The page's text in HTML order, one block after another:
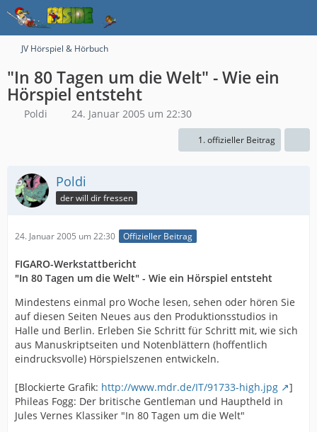
JV Hörspiel & Hörbuch
"In 80 Tagen um die Welt" - Wie ein
Hörspiel entsteht
Poldi 24. Januar 2005 um 22:30
1. offizieller Beitrag
Poldi
der will dir fressen
24. Januar 2005 um 22:30 Offizieller Beitrag
FIGARO-Werkstattbericht
"In 80 Tagen um die Welt" - Wie ein Hörspiel entsteht
Mindestens einmal pro Woche lesen, sehen oder hören Sie
auf diesen Seiten Neues aus den Produktionsstudios in
Halle und Berlin. Erleben Sie Schritt für Schritt mit, wie sich
aus Manuskriptseiten und Notenblättern (hoffentlich
eindrucksvolle) Hörspielszenen entwickeln.
[Blockierte Grafik: http://www.mdr.de/IT/91733-high.jpg
]
Phileas Fogg: Der britische Gentleman und Hauptheld in
Jules Vernes Klassiker "In 80 Tagen um die Welt"